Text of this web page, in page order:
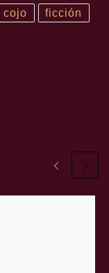
cojo ficción